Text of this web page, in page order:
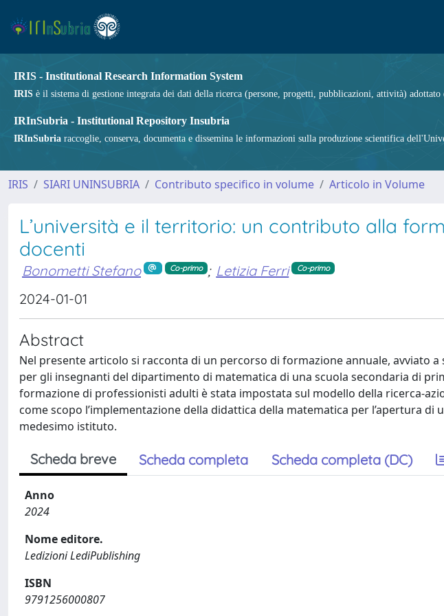
IRIS - Institutional Research Information System
IRIS è il sistema di gestione integrata dei dati della ricerca (persone, progetti, pubblicazioni, attività)
IRInSubria - Institutional Repository Insubria
IRInSubria raccoglie, conserva, documenta e dissemina le informazioni sulla produzione scientifica
IRIS SIARI UNINSUBRIA Contributo specifico in volume Articolo in Volume
L’università e il territorio: un contributo alla
docenti
Bonometti Stefano Co-primo ; Letizia Ferri Co-primo
2024-01-01
Abstract
Nel presente articolo si racconta di un percorso di formazione annuale, avviato a
per gli insegnanti del dipartimento di matematica di una scuola secondaria di
formazione di professionisti adulti è stata impostata sul modello della ricerca-
come scopo l’implementazione della didattica della matematica per l’apertura di
medesimo istituto.
Scheda breve Scheda completa Scheda completa (DC)
Anno
2024
Nome editore.
Ledizioni LediPublishing
ISBN
9791256000807